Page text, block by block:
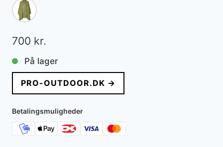
700 kr.
På lager
PRO-OUTDOOR.DK →
Betalingsmuligheder